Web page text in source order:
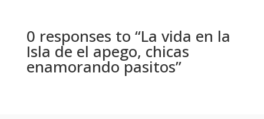
0 responses to “La vida en la
Isla de el apego, chicas
enamorando pasitos”